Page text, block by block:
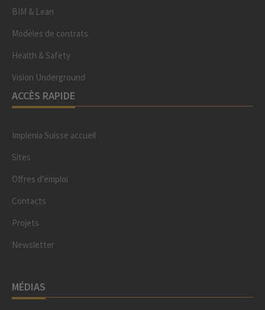
BIM & Lean
Modèles de contrats
Health & Safety
Vision Underground
ACCÈS RAPIDE
Implenia Suisse accueil
Sites
Offres d'emploi
Contacts
Projets
Newsletter
MÉDIAS